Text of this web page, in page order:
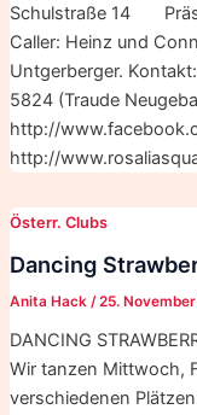
Schulstraße 14
Caller: Heinz und
Untgerberger.
5824 (Traude
http://
http://
Österr. Clubs
Dancing
Anita Hack /25.
DANCING
Wir tanzen Mittwoch,
verschiedenen